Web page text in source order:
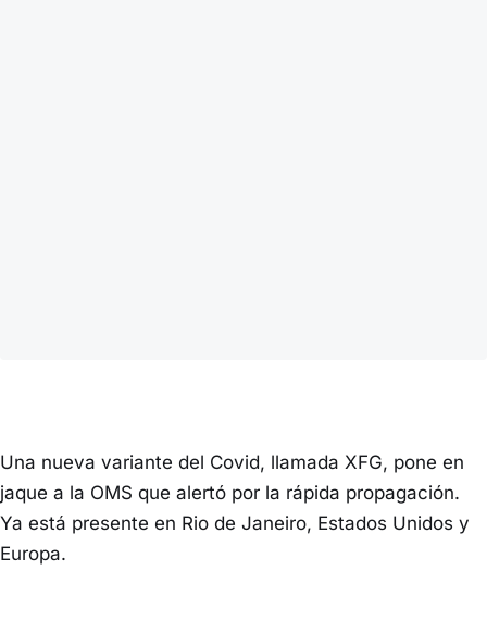
Una nueva variante del Covid, llamada XFG, pone en
jaque a la OMS que alertó por la rápida propagación.
Ya está presente en Rio de Janeiro, Estados Unidos y
Europa.